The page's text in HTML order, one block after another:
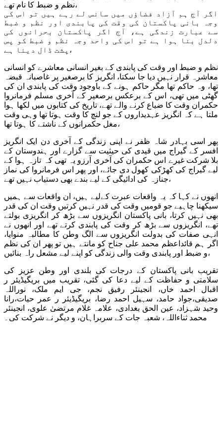
نظم و ضبط کا نام تھے،
اگر آج ہم آزاد فضاؤں میں سانس لے رہے ہیں تو اس کی
وجہ بانی پاکستان کی وقت کی پابندی اور نظم و ضبط
سے عبارت زندگی ہے، آج اگر پاکستان بحرانوں کی
دلدل بنا ہوا ہے تو اس کی واحد وجہ نظم و ضبط کو پس
پشت ڈال دینا ہے،
نظم و ضبط اور وقت کی پابندی کے بغیر انسانی معاشرے کو انسانی
معاشرہ قرار نہیں دیا جا سکتا، انگریز کا برصغیر پر غاصبانہ قبضہ
تھا، وہ حاکم تھا مگر حاکم ہونے کے باوجود وقت کی پابندی ان کی
گھٹی میں تھی، اس کے برعکس برصغیر کے آخری مسلم فرمانروا
حکمران وقت کا ضیاع کرنے والے تھے، تاریخ کی کتابوں میں لکھا ہوا
ملتا ہے کہ انگریز عہدیداروں کے جو لنچ کا وقت ہوتا تھا وہی وقت
مغل حکمرانوں کے ناشتے کا ہوتا تھا،
پھر اسی بہادر شاہ ظفر نے اپنی زندگی کے آخری دن ایک انگریز
افسر کے گیراج میں قیدی کی حیثیت سے گزارے اور ہندوستان کے
بلا شرکت غیرے اس حکمران کی آخری آرزو یہ تھی کہ تازہ ہوا کے
لیے گیراج کی کھڑکی کھول دی جائے، اور پھر اس فرمانروا کی نماز
جنازہ کی ادائیگی کے لیے بندے بھی دستیاب نہیں تھے،
انھوں نے کہا کہ یہ واقعات عبرت کےلیے ہیں، ان واقعات سے ہمیں
سیکھنا چاہیے جو قومیں وقت کی قدر نہیں کرتیں وقت ان کی قدر
بھی نہیں کرتا، بانی پاکستان انگریزوں سے بڑھ کر انگریزی بولتے
تھے، انگریزوں سے بڑھ کر وقت کی پابندی کرتے تھے اور انھوں نے
انہی صفات کی بدولت انگریزوں سے الگ وطن کا مطالبہ منوایا،
اگر ہم قائداعظم محمد علی جناح کو مانتے ہیں تو پھر ان کی نظم
و ضبط اور پابندی وقت والی زندگی کو اپنے لیے مشعل راہ بنائیں،
تقریب بانی پاکستان کے درجات کی بلندی اور وطن عزیز کی
سلامتی و حفاظت کے لیے دعا کی گئی، تقریب میں بریگیڈیئر ر
اقبال احمد خاں، انجینئر رفیق نجم، جی ایم ملک، نوراللہ
صدیقی،جواد حامد، سہیل احمد رضا، بریگیڈیئر ر عمر حیات،رانا
وحید شہزاد، عین الحق بغدادی، علامہ غلام مرتضیٰ علوی، انجینئر
محمد ثناءاللہ، شعبہ جات کے سربراہان، و دیگر نے شرکت کی۔